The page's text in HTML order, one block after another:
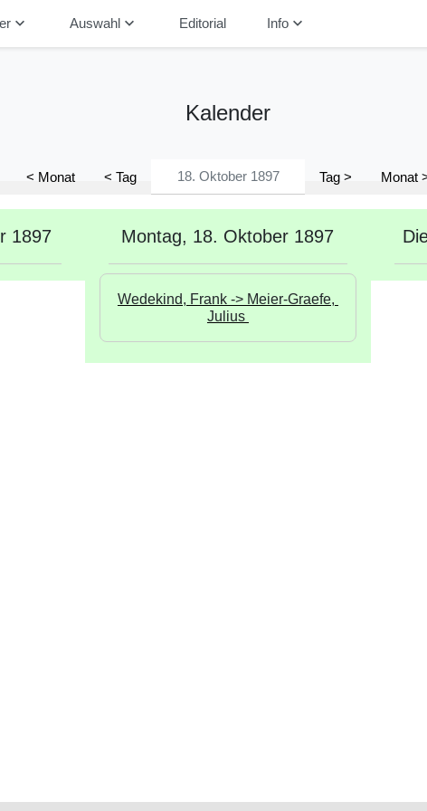
keyboard_arrow_down Auswahlkeyboard_arrow_down Editorial Infokeyboard_arrow_down
Kalender
< Monat < Tag Tag > Monat
1897 Montag, 18. Oktober 1897
Wedekind, Frank -> Meier-Graefe,
Julius